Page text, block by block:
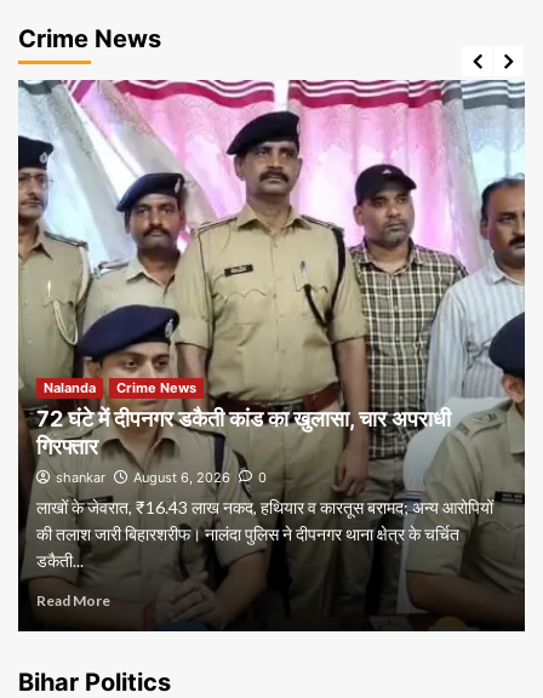
Crime News
Nalanda Crime News
72 घंटे में दीपनगर डकैती कांड का खुलासा, चार अपराधी
गिरफ्तार
shankar August 6, 2026 0
लाखों के जेवरात, ₹16.43 लाख नकद, हथियार व कारतूस बरामद; अन्य आरोपियों
की तलाश जारी बिहारशरीफ। नालंदा पुलिस ने दीपनगर थाना क्षेत्र के चर्चित
डकैती...
Read More
Bihar Politics